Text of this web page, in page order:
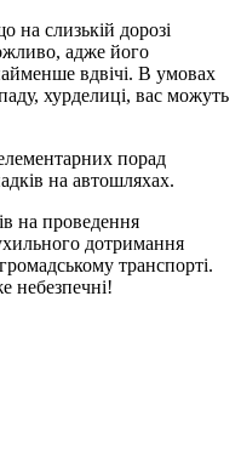
на слизькій дорозі
адже його
вдвічі. В умовах
хурделиці, вас можуть
порад
на автошляхах.
на проведення
дотримання
транспорті.
небезпечні!